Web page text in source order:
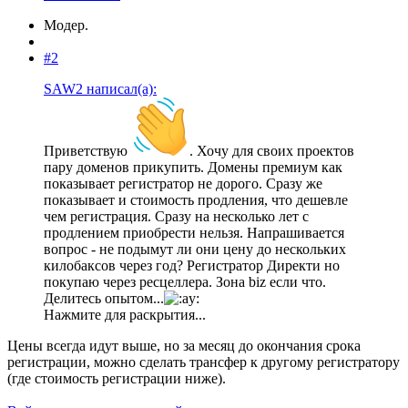
Модер.
#2
SAW2 написал(а):
Приветствую
. Хочу для своих проектов
пару доменов прикупить. Домены премиум как
показывает регистратор не дорого. Сразу же
показывает и стоимость продления, что дешевле
чем регистрация. Сразу на несколько лет с
продлением приобрести нельзя. Напрашивается
вопрос - не подымут ли они цену до нескольких
килобаксов через год? Регистратор Директи но
покупаю через ресцеллера. Зона biz если что.
Делитесь опытом...
Нажмите для раскрытия...
Цены всегда идут выше, но за месяц до окончания срока
регистрации, можно сделать трансфер к другому регистратору
(где стоимость регистрации ниже).